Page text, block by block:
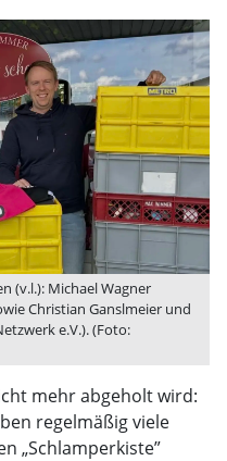
(v.l.): Michael Wagner
Christian Ganslmeier und
e.V.). (Foto:
mehr abgeholt wird:
regelmäßig viele
„Schlamperkiste”